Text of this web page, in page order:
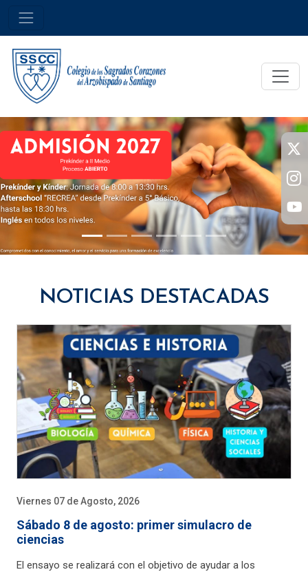
NOTICIAS DESTACADAS
Viernes 07 de Agosto, 2026
Sábado 8 de agosto: primer simulacro de
ciencias
El ensayo se realizará con el objetivo de ayudar a los